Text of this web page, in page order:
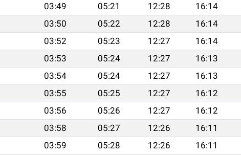
03:49 05:21 12:28 16:14
03:50 05:22 12:28 16:14
03:52 05:23 12:27 16:14
03:53 05:24 12:27 16:13
03:54 05:24 12:27 16:13
03:55 05:25 12:27 16:12
03:56 05:26 12:27 16:12
03:58 05:27 12:26 16:11
03:59 05:28 12:26 16:11